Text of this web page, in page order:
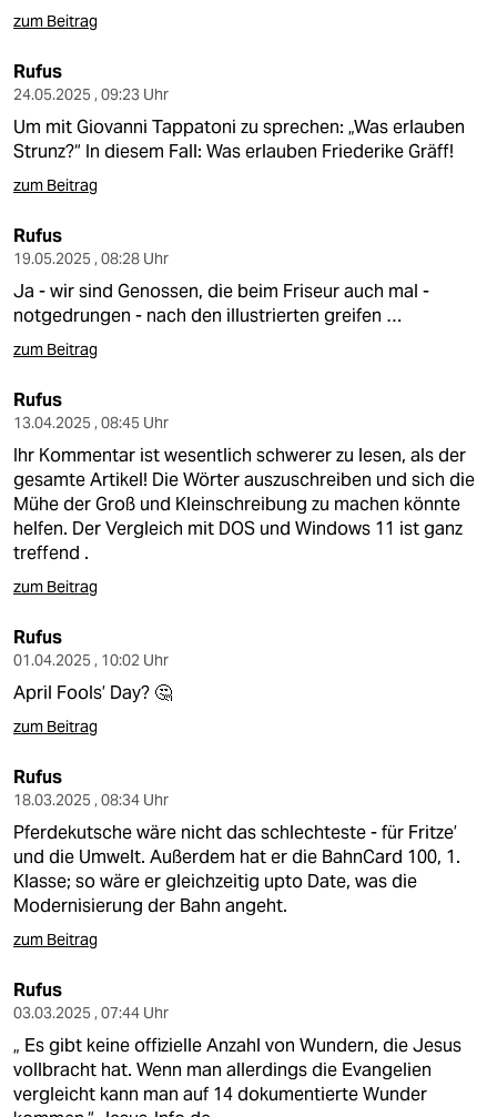
zum Beitrag
Rufus
24.05.2025 , 09:23 Uhr
Um mit Giovanni Tappatoni zu sprechen: „Was erlauben
Strunz?“ In diesem Fall: Was erlauben Friederike Gräff!
zum Beitrag
Rufus
19.05.2025 , 08:28 Uhr
Ja - wir sind Genossen, die beim Friseur auch mal -
notgedrungen - nach den illustrierten greifen …
zum Beitrag
Rufus
13.04.2025 , 08:45 Uhr
Ihr Kommentar ist wesentlich schwerer zu lesen, als der
gesamte Artikel! Die Wörter auszuschreiben und sich die
Mühe der Groß und Kleinschreibung zu machen könnte
helfen. Der Vergleich mit DOS und Windows 11 ist ganz
treffend .
zum Beitrag
Rufus
01.04.2025 , 10:02 Uhr
April Fools’ Day? 🤔
zum Beitrag
Rufus
18.03.2025 , 08:34 Uhr
Pferdekutsche wäre nicht das schlechteste - für Fritze’
und die Umwelt. Außerdem hat er die BahnCard 100, 1.
Klasse; so wäre er gleichzeitig upto Date, was die
Modernisierung der Bahn angeht.
zum Beitrag
Rufus
03.03.2025 , 07:44 Uhr
„ Es gibt keine offizielle Anzahl von Wundern, die Jesus
vollbracht hat. Wenn man allerdings die Evangelien
vergleicht kann man auf 14 dokumentierte Wunder